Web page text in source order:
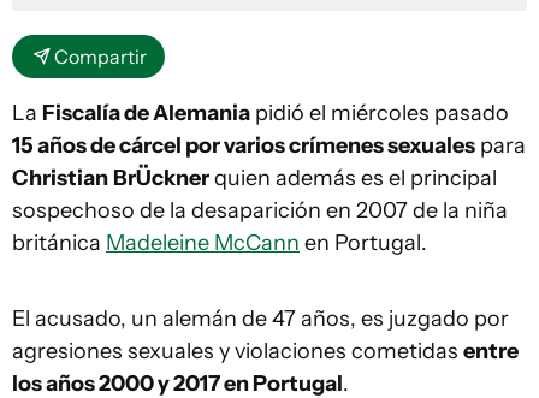
Compartir
La Fiscalía de Alemania pidió el miércoles pasado
15 años de cárcel por varios crímenes sexuales para
Christian BrÜcknerquien además es el principal
sospechoso de la desaparición en 2007 de la niña
británica Madeleine McCann en Portugal.
El acusado, un alemán de 47 años, es juzgado por
agresiones sexuales y violaciones cometidas entre
los años 2000 y 2017 en Portugal.